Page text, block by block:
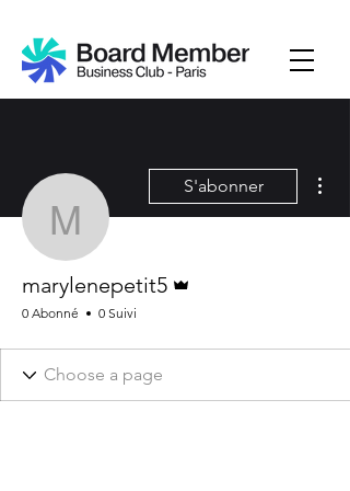
marylenepetit5
S'abonner
marylenepetit5
0 Abonné 0 Suivi